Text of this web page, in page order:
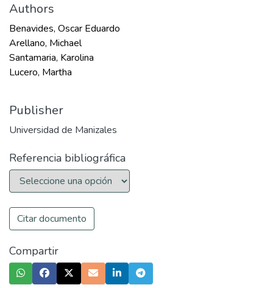
Authors
Benavides, Oscar Eduardo
Arellano, Michael
Santamaria, Karolina
Lucero, Martha
Publisher
Universidad de Manizales
Referencia bibliográfica
Citar documento
Compartir